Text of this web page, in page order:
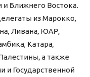
и Ближнего Востока.
из Марокко,
Ливана, ЮАР,
Катара,
а также
и Государственной